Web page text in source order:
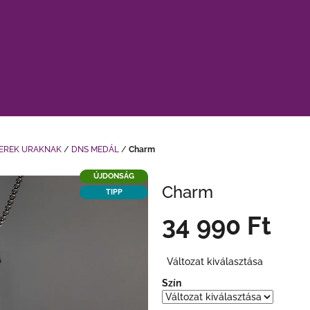
URAKNAK / DNS MEDÁL / Charm
ÚJDONSÁG
TIPP
Charm
34 990 Ft
Változat kiválasztása
Szín